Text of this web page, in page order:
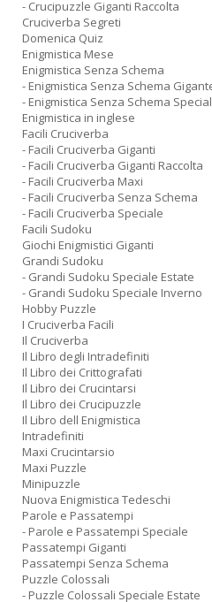
- Crucipuzzle Giganti Raccolta
Cruciverba Segreti
Domenica Quiz
Enigmistica Mese
Enigmistica Senza Schema
- Enigmistica Senza Schema
- Enigmistica Senza Schema
Enigmistica in inglese
Facili Cruciverba
- Facili Cruciverba Giganti
- Facili Cruciverba Giganti Raccolta
- Facili Cruciverba Maxi
- Facili Cruciverba Senza Schema
- Facili Cruciverba Speciale
Facili Sudoku
Giochi Enigmistici Giganti
Grandi Sudoku
- Grandi Sudoku Speciale Estate
- Grandi Sudoku Speciale Inverno
Hobby Puzzle
I Cruciverba Facili
Il Cruciverba
Il Libro degli Intradefiniti
Il Libro dei Crittografati
Il Libro dei Crucintarsi
Il Libro dei Crucipuzzle
Il Libro dell Enigmistica
Intradefiniti
Maxi Crucintarsio
Maxi Puzzle
Minipuzzle
Nuova Enigmistica Tedeschi
Parole e Passatempi
- Parole e Passatempi Speciale
Passatempi Giganti
Passatempi Senza Schema
Puzzle Colossali
- Puzzle Colossali Speciale Estate